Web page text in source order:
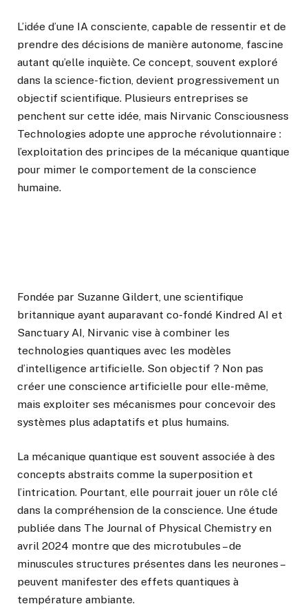
L’idée d’une IA consciente, capable de ressentir et de
prendre des décisions de manière autonome, fascine
autant qu’elle inquiète. Ce concept, souvent exploré
dans la science-fiction, devient progressivement un
objectif scientifique. Plusieurs entreprises se
penchent sur cette idée, mais Nirvanic Consciousness
Technologies adopte une approche révolutionnaire :
l’exploitation des principes de la mécanique quantique
pour mimer le comportement de la conscience
humaine.
Fondée par Suzanne Gildert, une scientifique
britannique ayant auparavant co-fondé Kindred AI et
Sanctuary AI, Nirvanic vise à combiner les
technologies quantiques avec les modèles
d’intelligence artificielle. Son objectif ? Non pas
créer une conscience artificielle pour elle-même,
mais exploiter ses mécanismes pour concevoir des
systèmes plus adaptatifs et plus humains.
La mécanique quantique est souvent associée à des
concepts abstraits comme la superposition et
l’intrication. Pourtant, elle pourrait jouer un rôle clé
dans la compréhension de la conscience. Une étude
publiée dans The Journal of Physical Chemistry en
avril 2024 montre que des microtubules – de
minuscules structures présentes dans les neurones –
peuvent manifester des effets quantiques à
température ambiante.